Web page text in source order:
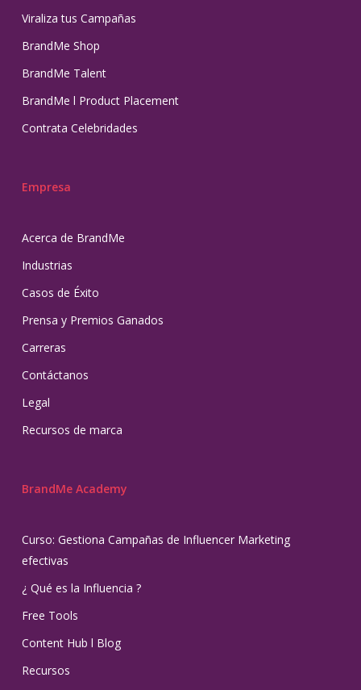
Viraliza tus Campañas
BrandMe Shop
BrandMe Talent
BrandMe l Product Placement
Contrata Celebridades
Empresa
Acerca de BrandMe
Industrias
Casos de Éxito
Prensa y Premios Ganados
Carreras
Contáctanos
Legal
Recursos de marca
BrandMe Academy
Curso: Gestiona Campañas de Influencer Marketing
efectivas
¿ Qué es la Influencia ?
Free Tools
Content Hub l Blog
Recursos